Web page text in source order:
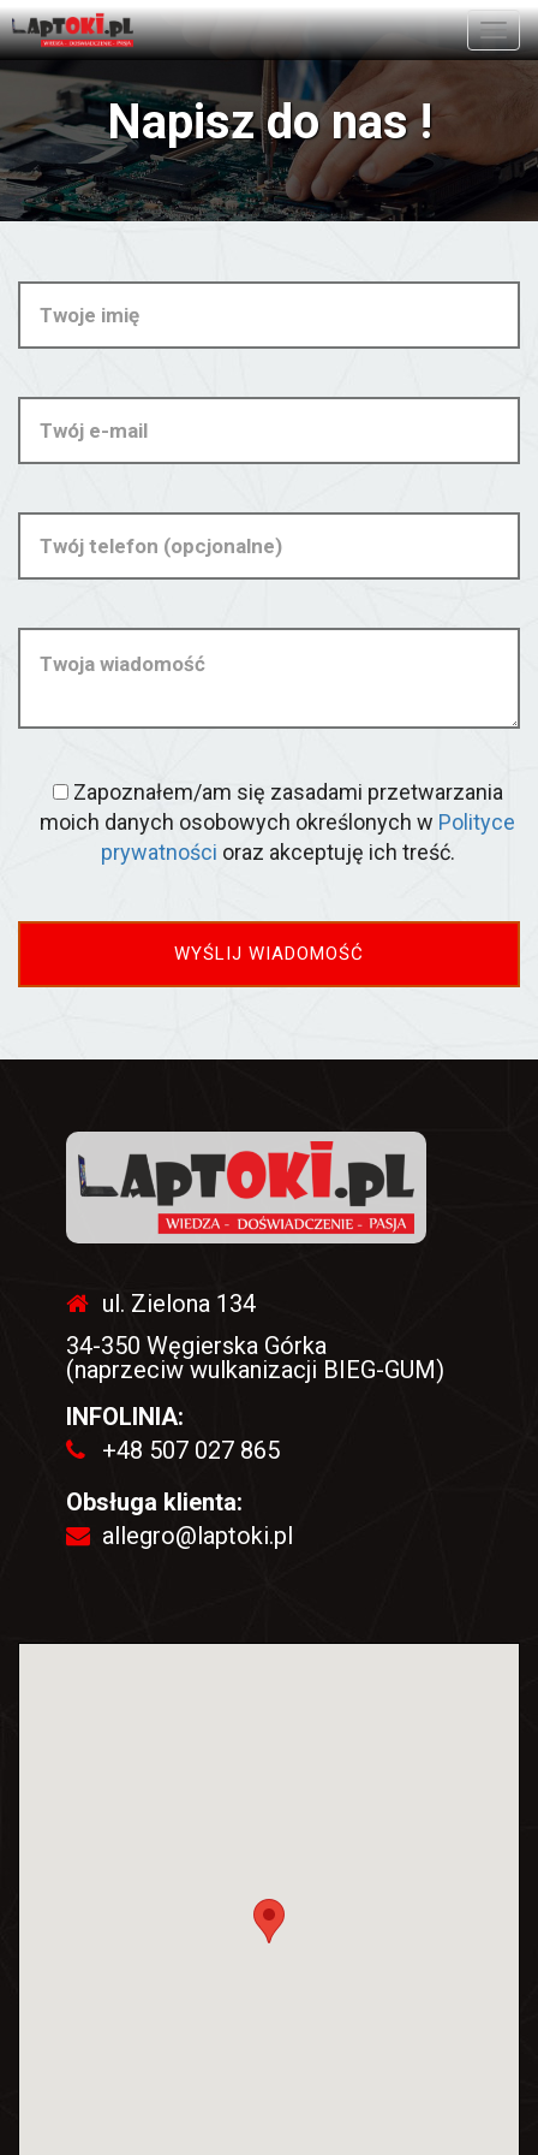
Napisz do nas !
Zapoznałem/am się zasadami przetwarzania
moich danych osobowych określonych w Polityce
prywatności oraz akceptuję ich treść.
ul. Zielona 134
34-350 Węgierska Górka
(naprzeciw wulkanizacji BIEG-GUM)
INFOLINIA:
+48 507 027 865
Obsługa klienta:
allegro@laptoki.pl